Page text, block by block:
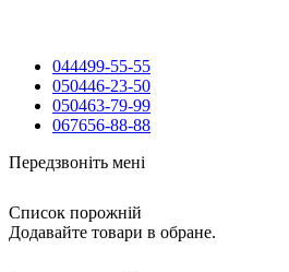
044499-55-55
050446-23-50
050463-79-99
067656-88-88
Передзвоніть мені
Список порожній
Додавайте товари в обране.